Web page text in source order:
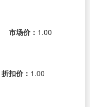
市场价： 1.00
折扣价： 1.00